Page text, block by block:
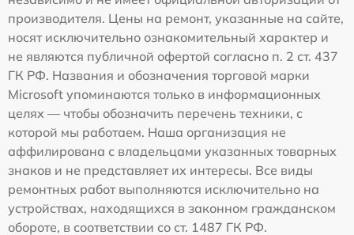
производителя. Цены на ремонт, указанные на сайте,
носят исключительно ознакомительный характер и
не являются публичной офертой согласно п. 2 ст. 437
ГК РФ. Названия и обозначения торговой марки
Microsoft упоминаются только в информационных
целях — чтобы обозначить перечень техники, с
которой мы работаем. Наша организация не
аффилирована с владельцами указанных товарных
знаков и не представляет их интересы. Все виды
ремонтных работ выполняются исключительно на
устройствах, находящихся в законном гражданском
обороте, в соответствии со ст. 1487 ГК РФ.